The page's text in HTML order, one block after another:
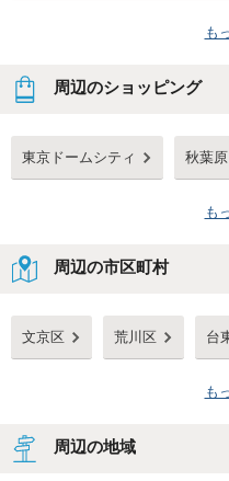
も
周辺のショッピング
東京ドームシティ 秋葉
も
周辺の市区町村
文京区 荒川区 台
も
周辺の地域